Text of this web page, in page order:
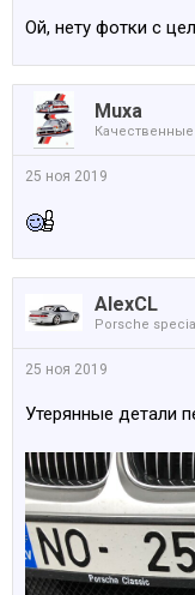
Ой, нету фотки с
Muxa
Качественные
25 ноя 2019
AlexCL
Porsche
25 ноя 2019
Утерянные детали